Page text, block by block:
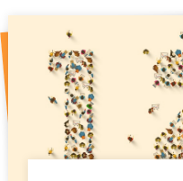
「令和８年熊本地震」義
（171KB）
2026年07月14日
「カラオケまねきねこ」
プレ
現代人のストレスをカラ
（891KB）
2025年11月07日 プレ
新上位ブランド「カラオ
ニュ
【カラオケまねきねこ
オープン！ 千歳駅出て
お得な記念イベントも開
2026年07月31日 ニュ